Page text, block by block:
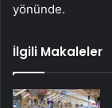
yönünde.
İlgili Makaleler